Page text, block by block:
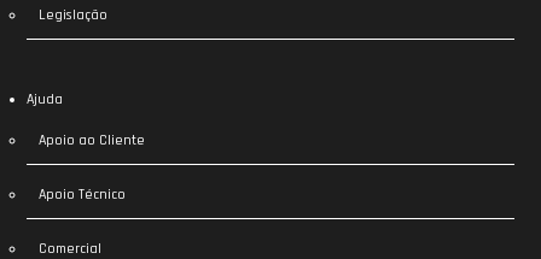
Legislação
Ajuda
Apoio ao Cliente
Apoio Técnico
Comercial